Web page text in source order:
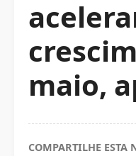
maio,
COMPARTILHE ESTA